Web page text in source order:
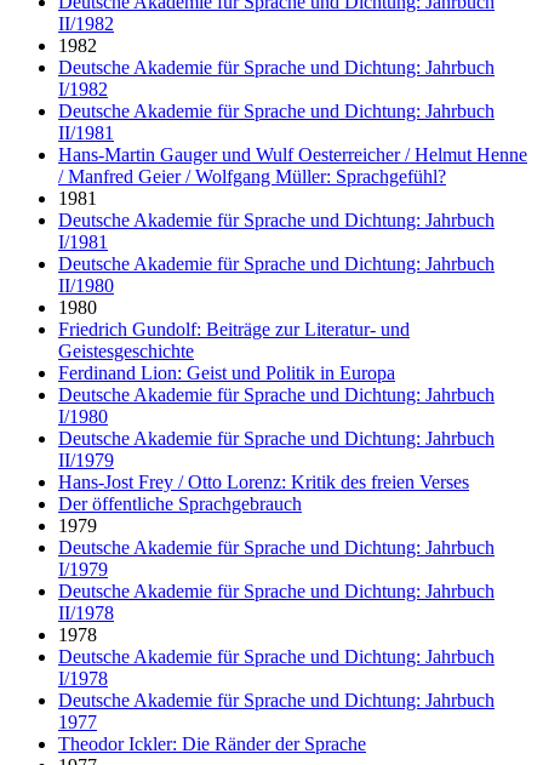
II/1982
1982
Deutsche Akademie für Sprache und Dichtung: Jahrbuch
I/1982
Deutsche Akademie für Sprache und Dichtung: Jahrbuch
II/1981
Hans-Martin Gauger und Wulf Oesterreicher / Helmut Henne
/ Manfred Geier / Wolfgang Müller: Sprachgefühl?
1981
Deutsche Akademie für Sprache und Dichtung: Jahrbuch
I/1981
Deutsche Akademie für Sprache und Dichtung: Jahrbuch
II/1980
1980
Friedrich Gundolf: Beiträge zur Literatur- und
Geistesgeschichte
Ferdinand Lion: Geist und Politik in Europa
Deutsche Akademie für Sprache und Dichtung: Jahrbuch
I/1980
Deutsche Akademie für Sprache und Dichtung: Jahrbuch
II/1979
Hans-Jost Frey / Otto Lorenz: Kritik des freien Verses
Der öffentliche Sprachgebrauch
1979
Deutsche Akademie für Sprache und Dichtung: Jahrbuch
I/1979
Deutsche Akademie für Sprache und Dichtung: Jahrbuch
II/1978
1978
Deutsche Akademie für Sprache und Dichtung: Jahrbuch
I/1978
Deutsche Akademie für Sprache und Dichtung: Jahrbuch
1977
Theodor Ickler: Die Ränder der Sprache